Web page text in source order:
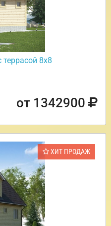
8х8
от 1342900
ХИТ ПРОДАЖ